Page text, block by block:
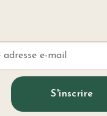
S'inscrire